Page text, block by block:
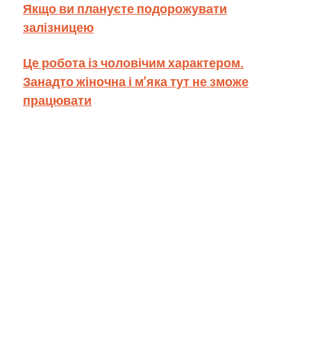
Якщо ви плануєте подорожувати
залізницею
Це робота із чоловічим характером.
Занадто жіночна і м’яка тут не зможе
працювати